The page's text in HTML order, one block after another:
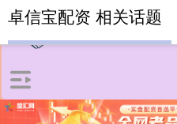
卓信宝配资 相关话题